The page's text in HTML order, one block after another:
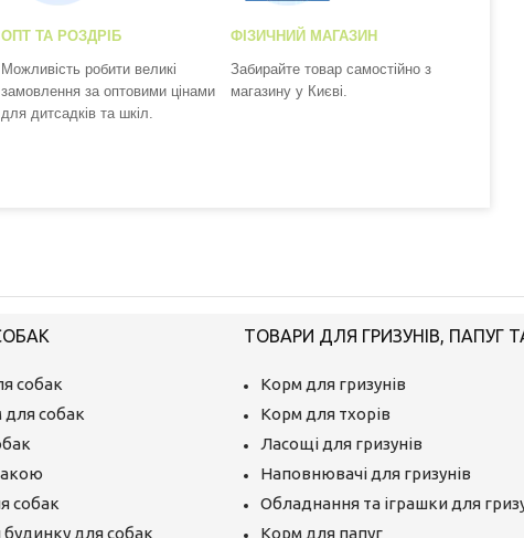
ОПТ ТА РОЗДРІБ
Можливість робити великі
замовлення за оптовими цінами
для дитсадків та шкіл.
ФІЗИЧНИЙ МАГАЗИН
Забирайте товар самостійно з
магазину у Києві.
собак
собак
собак
будинку для собак
ТОВАРИ ДЛЯ ГРИЗУНІВ, ПАПУГ
Корм для гризунів
Корм для тхорів
Ласощі для гризунів
Наповнювачі для гризунів
Обладнання та іграшки для
Корм для папуг